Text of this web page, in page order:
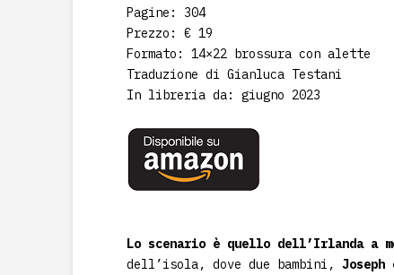
Pagine: 304
Prezzo: € 19
Formato: 14×22 brossura con alette
Traduzione di Gianluca Testani
In libreria da: giugno 2023
Lo scenario è quello dell’Irlanda a
dell’isola, dove due bambini,